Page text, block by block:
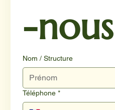
-nous
Nom / Structure
Téléphone *